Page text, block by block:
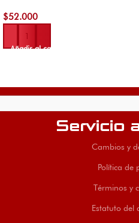
$52.000
Añadir al carrito
Servicio
Cambios y
Política de
Términos y
Estatuto del